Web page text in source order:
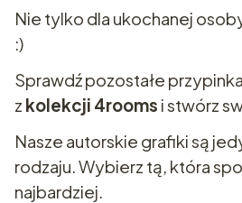
Nie tylko dla ukochanej
:)
Sprawdź pozostałe przypinka
z kolekcji 4rooms i stwórz
Nasze autorskie grafiki są
rodzaju. Wybierz tą, która
najbardziej.